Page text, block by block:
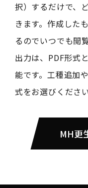
択）するだけで、
きます。作成した
るのでいつでも閲
出力は、PDF形式
能です。工種追加
式をお選びください
MH更